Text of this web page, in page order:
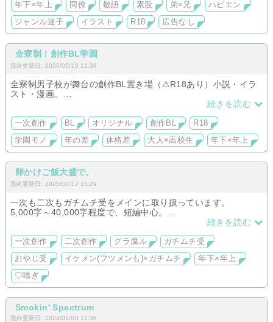
年下×年上
同僚 敬語 素股 弟×兄
ハピエン
ジャンル迷子
イラスト R18 広告なし
全寮制！創作BL学園
最終更新日: 2026/05/10 11:38
全寮制男子校が舞台の創作BL置き場（⚠R18あり）小説・イラ
スト・漫画。
年下×年上・年上×年下・大人×高校生・ギャップ・長髪・病
続きを読む
一次創作 BL オリジナル 創作BL
R18
学園モノ
年の差 体格差 大人×高校生 年下×年上
卵かけご飯大盛で。
最終更新日: 2025/02/17 15:29
一次も二次もガチムチ受をメインに取り扱っています。
5,000字～40,000字程度で、短編中心。
す。
少しでも好きな人に届けば嬉しいです。
続きを読む
一次創作 二次創作 グラ腐ル
ガチムチ受
おやじ受
イケメン(フツメンも)×ガチムチ
年下×年上
♡喘ぎ
Smokin' Spectrum
最終更新日: 2024/01/08 11:36